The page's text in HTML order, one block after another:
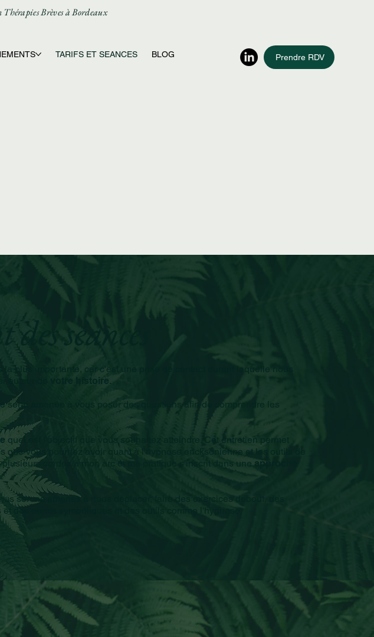
Brèves à Bordeaux
TARIFS ET SEANCES BLOG Prendre RDV
séances
la plus importante, car c'est une prise de contact durant laquelle nous
autour de
votre histoire.
serai amenée à vous poser des questions afin de comprendre les
quel est l'objectif que vous souhaitez atteindre. Cet entretien permet
que vous pourriez avoir quant à l'hypnose ericksonienne et les outils de
cordes à mon arc et ma pratique s'inscrit dans une approche
serons amenés à nous déplacer, faire des exercices debout, des
des objets symboliques et des outils comme l'hypnose.